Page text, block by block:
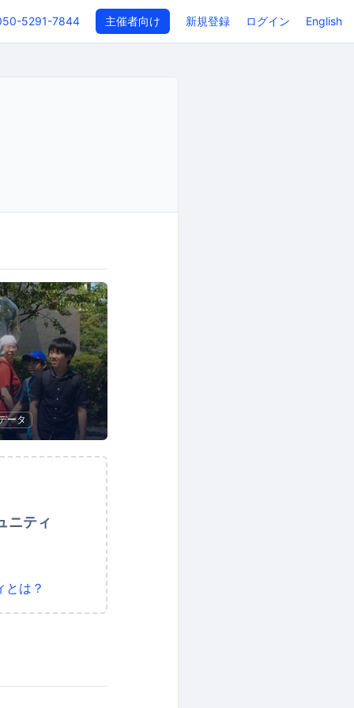
5291-7844 主催者向け 新規登録 ログイン English
ータ
ニティ
とは？